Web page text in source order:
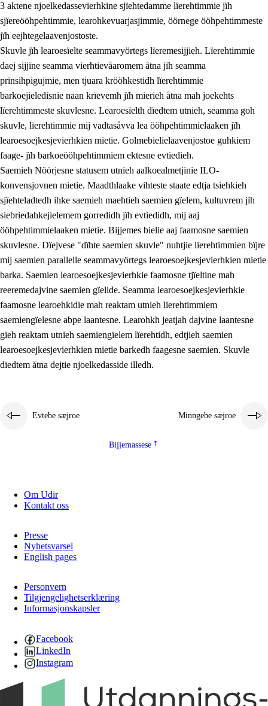
3 aktene njoelkedassevierhkine sjïehtedamme lïerehtimmie jïh
sjïereööhpehtimmie, learohkevuarjasjimmie, öörnege ööhpehtimmeste
jïh eejhtegelaavenjostoste.
Skuvle jïh learoesïelte seammavyörtegs lïeremesijjieh. Lïerehtimmie
daej sijjine seamma vierhtievåaromem åtna jïh seamma
prinsihpigujmie, men tjuara krööhkestidh lïerehtimmie
barkoejieledisnie naan krïevemh jïh mierieh åtna mah joekehts
lïerehtimmeste skuvlesne. Learoesïelth dïedtem utnieh, seamma goh
skuvle, lïerehtimmie mij vadtasåvva lea ööhpehtimmielaaken jïh
learoesoejkesjevierhkien mietie. Golmebielielaavenjostoe guhkiem
faage- jïh barkoeööhpehtimmiem ektesne evtiedieh.
Saemieh Nöörjesne statusem utnieh aalkoealmetjinie ILO-
konvensjovnen mietie. Maadthlaake vihteste staate edtja tsiehkieh
sjïehteladtedh ihke saemieh maehtieh saemien gïelem, kultuvrem jïh
siebriedahkejielemem gorredidh jïh evtiedidh, mij aaj
ööhpehtimmielaaken mietie. Bijjemes bielie aaj faamosne saemien
skuvlesne. Dïejvese "dïhte saemien skuvle" nuhtjie lïerehtimmien bïjre
mij saemien parallelle seammavyörtegs learoesoejkesjevierhkien mietie
barka. Saemien learoesoejkesjevierhkie faamosne tjïeltine mah
reeremedajvine saemien gïelide. Seamma learoesoejkesjevierhkie
faamosne learoehkidie mah reaktam utnieh lïerehtimmiem
saemiengïelesne abpe laantesne. Learohkh jeatjah dajvine laantesne
gïeh reaktam utnieh saemiengïelem lïerehtidh, edtjieh saemien
learoesoejkesjevierhkien mietie barkedh faagesne saemien. Skuvle
dïedtem åtna dejtie njoelkedasside illedh.
Evtebe sæjroe Minngebe sæjroe
Bijjemassese
Om Udir
Kontakt oss
Presse
Nyhetsvarsel
English pages
Personvern
Tilgjengelighetserklæring
Informasjonskapsler
Facebook
LinkedIn
Instagram